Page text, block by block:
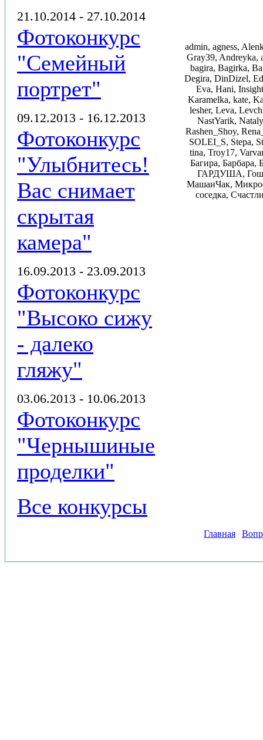
21.10.2014 - 27.10.2014
Фотоконкурс
"Семейный
портрет"
09.12.2013 - 16.12.2013
Фотоконкурс
"Улыбнитесь!
Вас снимает
скрытая
камера"
16.09.2013 - 23.09.2013
Фотоконкурс
"Высоко сижу
- далеко
гляжу"
03.06.2013 - 10.06.2013
Фотоконкурс
"Чернышиные
проделки"
Все конкурсы
admin, agness,
Gray39, Andreyka,
bagira, Bagirka,
Degira, DinDizel,
Eva, Hani,
Karamelka, kate,
lesher, Leva,
NastYarik,
Rashen_Shoy,
SOLEI_S, Stepa,
tina, Troy17,
Багира, Барбара,
ГАРДУША,
МашаиЧак,
соседка,
Главная